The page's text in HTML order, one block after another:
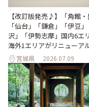
【改訂版発売♪】「角館・
「仙台」「鎌倉」「伊豆
沢」「伊勢志摩」国内6エ
海外1エリアがリニューア
宮城県 2026.07.09